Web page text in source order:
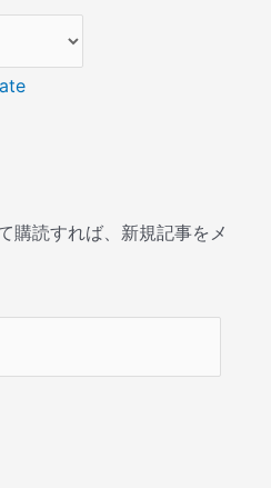
購読すれば、新規記事をメ